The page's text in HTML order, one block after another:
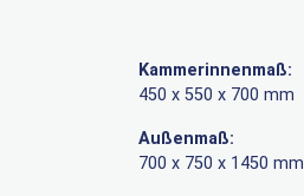
Kammerinnenmaß:
450 x 550 x 700 mm
Außenmaß:
700 x 750 x 1450 mm